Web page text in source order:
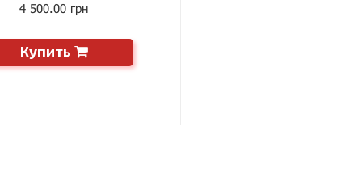
4 500.00 грн
Купить